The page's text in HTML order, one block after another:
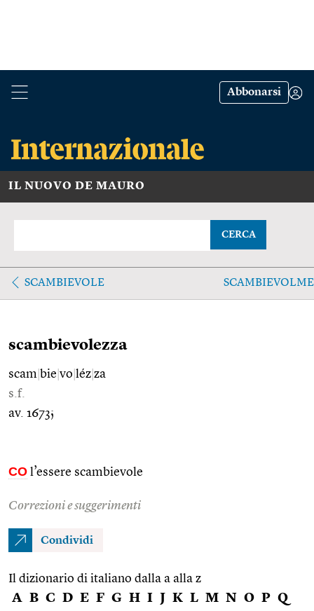
Abbonarsi
IL NUOVO DE MAURO
CERCA
SCAMBIEVOLE
scambievolezza
scam bie vo léz za
s.f.
av. 1673;
CO l’essere scambievole
Correzioni e suggerimenti
Condividi
Il dizionario di italiano dalla a alla z
A B C D E F G H I J K L M N O P Q